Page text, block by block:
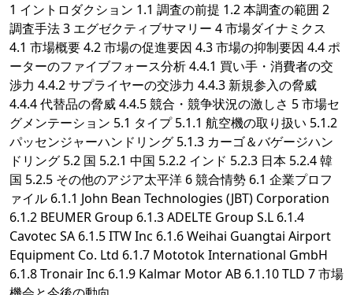
1 イントロダクション 1.1 調査の前提 1.2 本調査の範囲 2
調査手法 3 エグゼクティブサマリー 4 市場ダイナミクス
4.1 市場概要 4.2 市場の促進要因 4.3 市場の抑制要因 4.4 ポ
ーターのファイブフォース分析 4.4.1 買い手・消費者の交
渉力 4.4.2 サプライヤーの交渉力 4.4.3 新規参入の脅威
4.4.4 代替品の脅威 4.4.5 競合・競争状況の激しさ 5 市場セ
グメンテーション 5.1 タイプ 5.1.1 航空機の取り扱い 5.1.2
パッセンジャーハンドリング 5.1.3 カーゴ＆バゲージハン
ドリング 5.2 国 5.2.1 中国 5.2.2 インド 5.2.3 日本 5.2.4 韓
国 5.2.5 その他のアジア太平洋 6 競合情勢 6.1 企業プロフ
ァイル 6.1.1 John Bean Technologies (JBT) Corporation
6.1.2 BEUMER Group 6.1.3 ADELTE Group S.L 6.1.4
Cavotec SA 6.1.5 ITW Inc 6.1.6 Weihai Guangtai Airport
Equipment Co. Ltd 6.1.7 Mototok International GmbH
6.1.8 Tronair Inc 6.1.9 Kalmar Motor AB 6.1.10 TLD 7 市場